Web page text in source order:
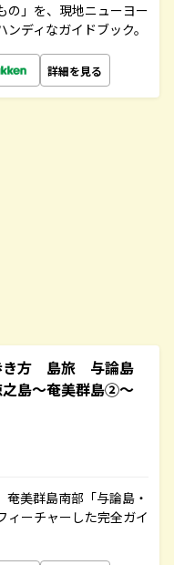
の」を、現地ニューヨー
ディなガイドブック。
詳細を見る
き方 島旅 与論島
島～奄美群島②～
美群島南部「与論島・
ィーチャーした完全ガイ